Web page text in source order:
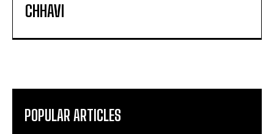
CHHAVI
POPULAR ARTICLES